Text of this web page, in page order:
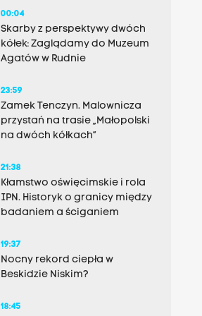
00:04
Skarby z perspektywy dwóch
kółek: Zaglądamy do Muzeum
Agatów w Rudnie
23:59
Zamek Tenczyn. Malownicza
przystań na trasie „Małopolski
na dwóch kółkach”
21:38
Kłamstwo oświęcimskie i rola
IPN. Historyk o granicy między
badaniem a ściganiem
19:37
Nocny rekord ciepła w
Beskidzie Niskim?
18:45